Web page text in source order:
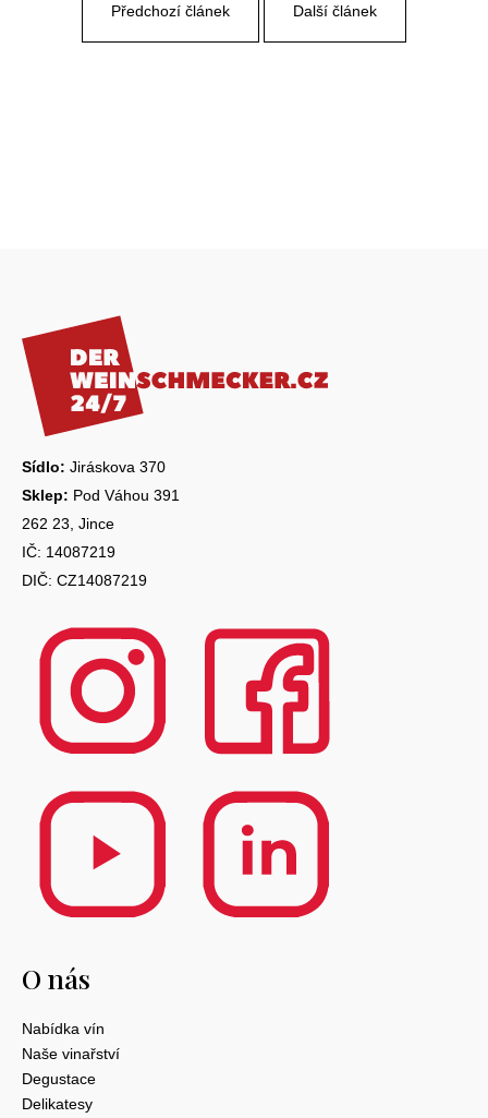
Předchozí článek Další článek
Sídlo: Jiráskova 370
Sklep: Pod Váhou 391
262 23, Jince
IČ: 14087219
DIČ: CZ14087219
O nás
Nabídka vín
Naše vinařství
Degustace
Delikatesy